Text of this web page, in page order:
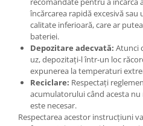
Lenovo
Motorola
Nokia
Oppo
Samsung
Sony
încărcarea rapidă excesivă
calitate inferioară, care ar
bateriei.
Depozitare adecvată: Atunci
uz, depozitați-l într-un loc
expunerea la temperaturi
Reciclare: Respectați
acumulatorului când acesta
este necesar.
Respectarea acestor instrucțiuni